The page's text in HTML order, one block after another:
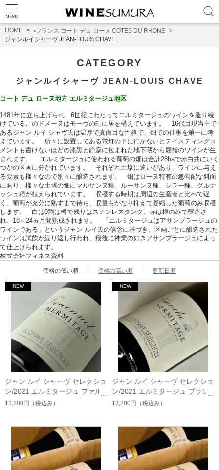
HOME
▪️フランス コート デュ ローヌ COTES DU RHONE
ジャンルイシャーヴ JEAN-LOUIS CHAVE
CATEGORY
ジャンルイシャーヴ JEAN-LOUIS CHAVE
コート デュ ローヌ地方 エルミタージュ地区
1481年に立ち上げられ、6世紀にわたってエルミタージュのワインを造り続
けているこのドメーヌはモーヴの町に居を構えています。 16代目現当主で
あるジャン ルイ シャヴ氏は温厚で真面目な性格で、畑での仕事を第一に考
えています。 所々に設置してある電灯の下に行かないとテイスティングコ
メントも書けないほどの漆黒と静寂に包まれた地下蔵から屈指のワインが生
まれます。 エルミタージュに使われる葡萄の畑は合計28haで赤白共にいく
つかの区画に分かれています。 それぞれ土壌に違いがあり、ワインに与え
る要素も様々なので別々に醸造されます。 畑はローヌ特有の急勾配な斜面
にあり、様々な土壌の畑にマルサンヌ種、ルーサンヌ種、シラー種、グルナ
ッシュ種が植えられています。 収穫する時期は周辺の生産者と比べて遅
く、葡萄が充分に熟すまで待ち、収量もかなり抑えて凝縮した葡萄のみ収穫
します。 白は8割は樽で残りはステンレスタンク、赤は樽のみで醸造さ
れ、18～24ヵ月間熟成されます。 「エルミタージュはアサンブラージュの
ワインである」というジャン ルイ氏の信念に基づき、区画ごとに醸造された
ワインは試飲が繰り返し行われ、最後に神業の如きアサンブラージュによっ
て仕上げられます。
株式会社フィネス資料
価格の低い順 価格の高い順 更新日順
ジャン ルイ シャーヴ セレクショ
ン/2021 エルミタージュ ファル
コネ （フランス ローヌ赤）
13,200円 （税込み）
ジャン ルイ シャーヴ セレクショ
ン/2021 エルミタージュ ブラン
シュ （フランス ローヌ白）
13,200円 （税込み）